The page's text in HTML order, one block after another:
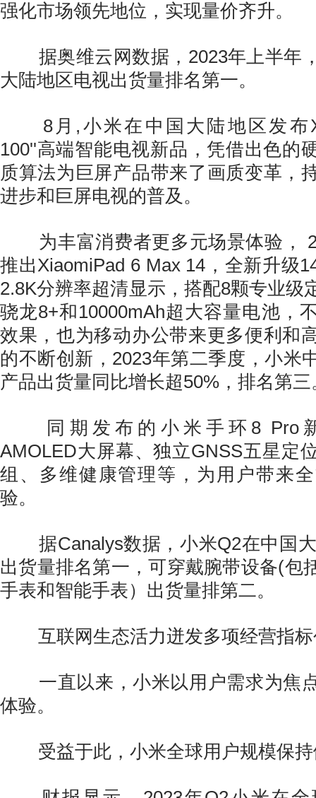
强化市场领先地位，实现量价齐升。
据奥维云网数据，2023年上半年
大陆地区电视出货量排名第一。
8月,小米在中国大陆地区发布
100''高端智能电视新品，凭借出色的
质算法为巨屏产品带来了画质变革，
进步和巨屏电视的普及。
为丰富消费者更多元场景体验，
推出XiaomiPad 6 Max 14，全新升级
2.8K分辨率超清显示，搭配8颗专业级
骁龙8+和10000mAh超大容量电池，
效果，也为移动办公带来更多便利和
的不断创新，2023年第二季度，小米
产品出货量同比增长超50%，排名第三
同期发布的小米手环8 Pro新
AMOLED大屏幕、独立GNSS五星定
组、多维健康管理等，为用户带来
验。
据Canalys数据，小米Q2在中国大
出货量排名第一，可穿戴腕带设备(包
手表和智能手表）出货量排第二。
互联网生态活力迸发多项经营指
一直以来，小米以用户需求为焦
体验。
受益于此，小米全球用户规模保持